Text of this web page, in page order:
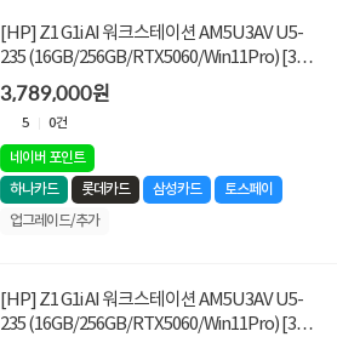
[HP] Z1 G1i AI 워크스테이션 AM5U3AV U5-
235 (16GB/256GB/RTX5060/Win11Pro) [32G
램구성(16G x2) + 1TB SSD 교체 +1TB SSD 추
가]
3,789,000원
5 0건
네이버 포인트
하나카드
롯데카드 삼성카드
토스페이
업그레이드/추가
[HP] Z1 G1i AI 워크스테이션 AM5U3AV U5-
235 (16GB/256GB/RTX5060/Win11Pro) [32G